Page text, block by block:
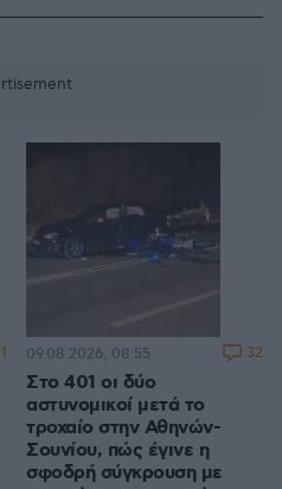
1
Στο 401 οι δύο
αστυνομικοί μετά το
τροχαίο στην Αθηνών-
Σουνίου, πώς έγινε η
σφοδρή σύγκρουση με
09.08.2026, 08:55 32